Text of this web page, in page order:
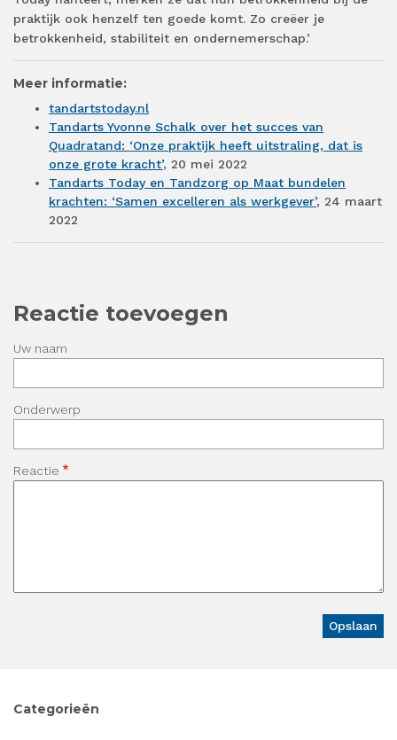
praktijk ook henzelf ten goede komt. Zo creëer je
betrokkenheid, stabiliteit en ondernemerschap.’
Meer informatie:
tandartstoday.nl
Tandarts Yvonne Schalk over het succes van
Quadratand: ‘Onze praktijk heeft uitstraling, dat is
onze grote kracht’, 20 mei 2022
Tandarts Today en Tandzorg op Maat bundelen
krachten: ‘Samen excelleren als werkgever’, 24 maart
2022
Reactie toevoegen
Uw naam
Onderwerp
Reactie
Categorieën